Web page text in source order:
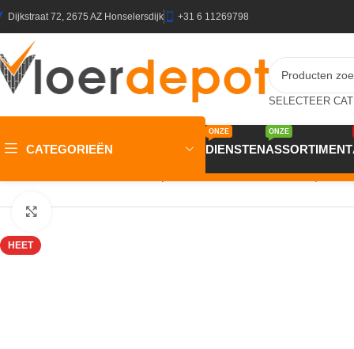
Dijkstraat 72, 2675 AZ Honselersdijk +31 6 11269798
CATEGORIEËN DIENSTEN
ONZE
ASSORTIMENT
ONZE
Wandpanelen/Akoestische
HEET
Klik om te vergroten